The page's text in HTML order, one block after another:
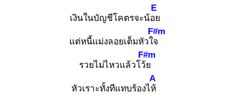
เงินในบัญชีโคตรจะน้อย
E
แต่หนี้แม่งลอยเต็มหัวใจ
F#m
รวยไม่ไหวแล้วโว้ย
F#m
หัวเราะทั้งทีแทบร้องไห้
A